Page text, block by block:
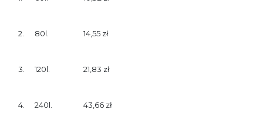
2. 80l. 14,55 zł
3. 120l. 21,83 zł
4. 240l. 43,66 zł